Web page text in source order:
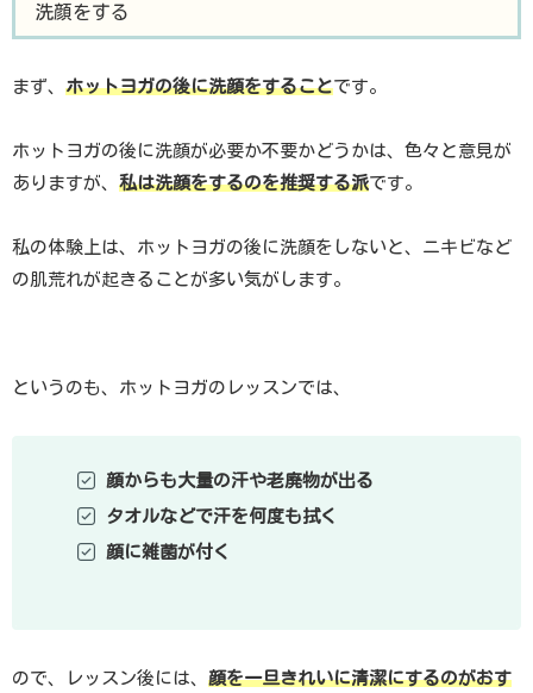
洗顔をする
まず、 ホットヨガの後に洗顔をすることです。
ホットヨガの後に洗顔が必要か不要かどうかは、色々と意見が
ありますが、 私は洗顔をするのを推奨する派です。
私の体験上は、ホットヨガの後に洗顔をしないと、ニキビなど
の肌荒れが起きることが多い気がします。
というのも、ホットヨガのレッスンでは、
顔からも大量の汗や老廃物が出る
タオルなどで汗を何度も拭く
顔に雑菌が付く
ので、レッスン後には、 顔を一旦きれいに清潔にするのがおす